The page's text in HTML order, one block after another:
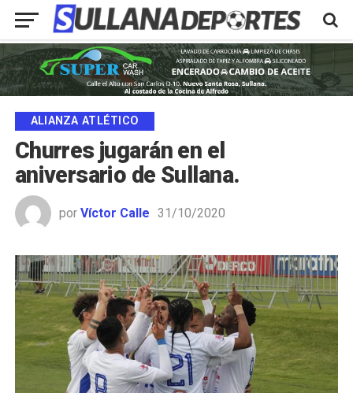
ALIANZA ATLÉTICO
Churres jugarán en el
aniversario de Sullana.
por Víctor Calle 31/10/2020